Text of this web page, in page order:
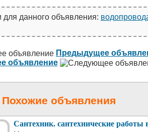
для данного объявления:
Предыдущее
объявление
Похожие объявления
Сантехник. сантехнические работы